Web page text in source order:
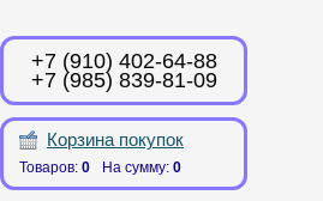
+7 (910) 402-64-88
+7 (985) 839-81-09
Корзина покупок
Товаров: 0 На сумму: 0